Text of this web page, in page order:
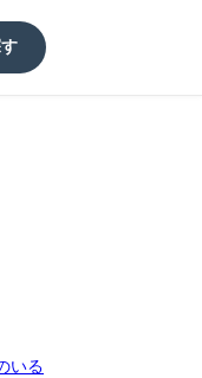
いる